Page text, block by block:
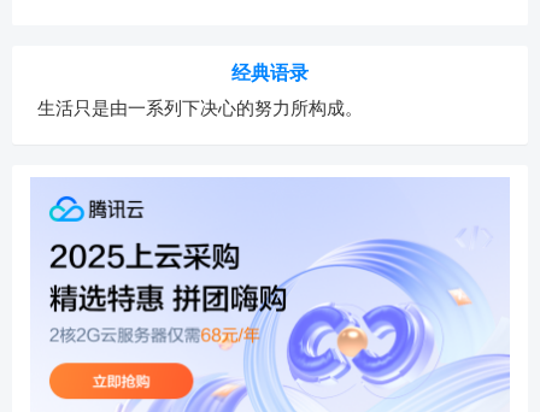
经典语录
生活只是由一系列下决心的努力所构成。